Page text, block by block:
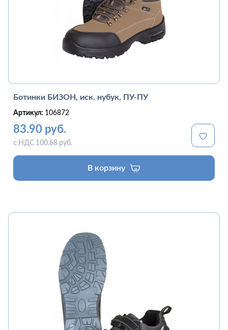
Ботинки БИЗОН, иск. нубук, ПУ-ПУ
Артикул: 106872
83.90 руб.
с НДС 100.68 руб.
В корзину